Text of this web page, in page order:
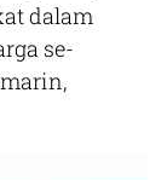
dalam
se-